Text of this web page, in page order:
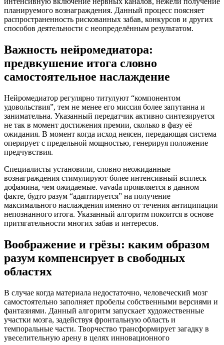
планируемого вознаграждения. Данный процесс поясняет
распространенность рискованных забав, конкурсов и других
способов деятельности с неопределённым результатом.
Важность нейромедиатора:
предвкушение итога словно
самостоятельное наслаждение
Нейромедиатор регулярно титулуют “компонентом
удовольствия”, тем не менее его миссия более запутанна и
занимательна. Указанный передатчик активно синтезируется
не так в момент достижения премии, сколько в фазу её
ожидания. В момент когда исход неясен, передающая система
оперирует с предельной мощностью, генерируя положение
предчувствия.
Специалисты установили, словно неожиданные
вознаграждения стимулируют более интенсивный всплеск
дофамина, чем ожидаемые. vavada проявляется в данном
факте, будто разум “адаптируется” на получение
максимального наслаждения именно от течения антиципации
непознанного итога. Указанный алгоритм покоится в основе
притягательности многих забав и интересов.
Воображение и грёзы: каким образом
разум компенсирует в свободных
областях
В случае когда материала недостаточно, человеческий мозг
самостоятельно заполняет пробелы собственными версиями и
фантазиями. Данный алгоритм запускает художественные
участки мозга, задействуя фронтальную область и
темпоральные части. Творчество трансформирует загадку в
увеселительную арену в целях инновационного